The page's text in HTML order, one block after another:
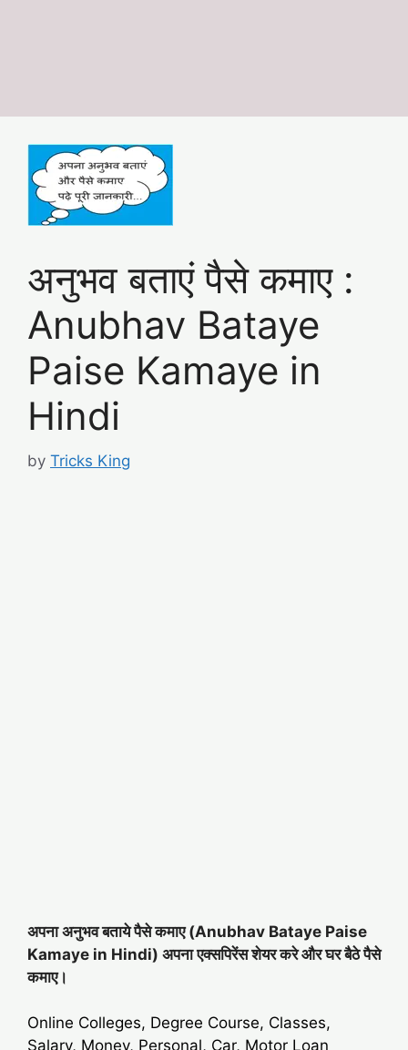
अनुभव बताएं पैसे कमाए :
Anubhav Bataye
Paise Kamaye in
Hindi
by Tricks King
अपना अनुभव बताये पैसे कमाए (Anubhav Bataye Paise
Kamaye in Hindi) अपना एक्सपिरेंस शेयर करे और घर बैठे पैसे
कमाए।
Online Colleges, Degree Course, Classes,
Salary, Money, Personal, Car, Motor Loan